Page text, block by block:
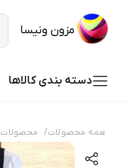
مزون ونیسا
دسته بندی کالاها
همه محصولات/ محصولات